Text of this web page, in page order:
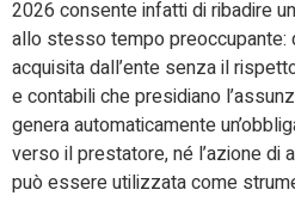
2026 consente infatti di ribadire
allo stesso tempo preoccupante:
acquisita dall’ente senza il
e contabili che presidiano
genera automaticamente
verso il prestatore, né l’azione di
può essere utilizzata come